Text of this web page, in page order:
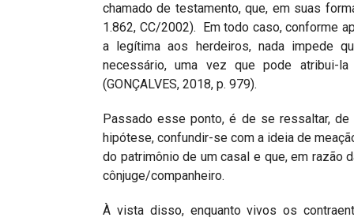
chamado de testamento, que, em suas
1.862, CC/2002). Em todo caso, conforme
a legítima aos herdeiros, nada impede
necessário, uma vez que pode atribui-
(GONÇALVES, 2018, p. 979).
Passado esse ponto, é de se ressaltar, de
hipótese, confundir-se com a ideia de
do patrimônio de um casal e que, em razão
cônjuge/companheiro.
À vista disso, enquanto vivos os